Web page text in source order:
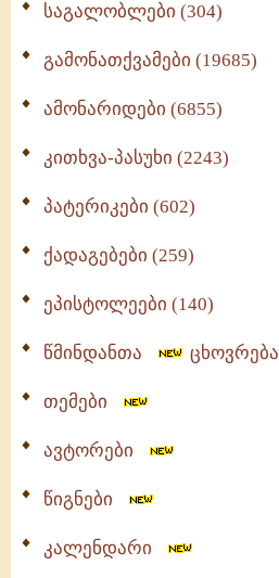
საგალობლები (304)
გამონათქვამები (19685)
ამონარიდები (6855)
კითხვა-პასუხი (2243)
პატერიკები (602)
ქადაგებები (259)
ეპისტოლეები (140)
წმინდანთა ცხოვრება
თემები
ავტორები
წიგნები
კალენდარი